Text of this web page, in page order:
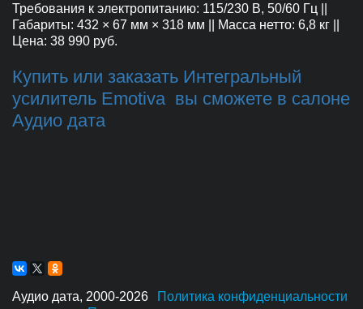
Требования к электропитанию: 115/230 В, 50/60 Гц ||
Габариты: 432 × 67 мм × 318 мм || Масса нетто: 6,8 кг ||
Цена: 38 990 руб.
Купить или заказать Интегральный
усилитель Emotiva вы сможете в салоне
Аудио дата
Аудио дата, 2000-2026 Политика конфиденциальности